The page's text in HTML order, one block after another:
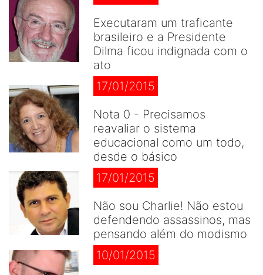
Executaram um traficante
brasileiro e a Presidente
Dilma ficou indignada com o
ato
17/01/2015
Nota 0 - Precisamos
reavaliar o sistema
educacional como um todo,
desde o básico
17/01/2015
Não sou Charlie! Não estou
defendendo assassinos, mas
pensando além do modismo
10/01/2015